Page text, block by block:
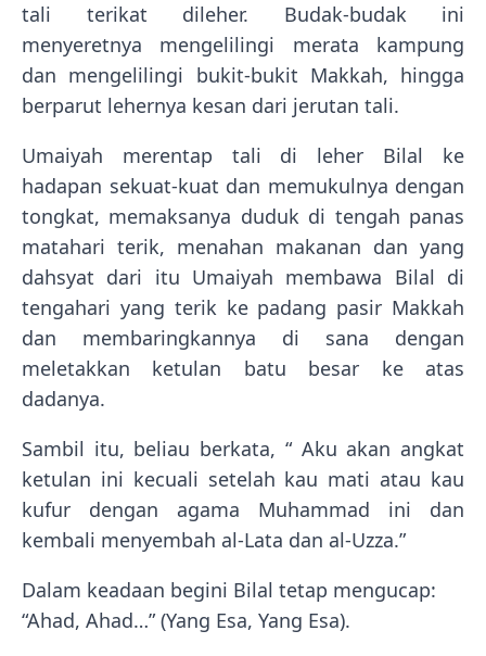
tali terikat dileher. Budak-budak ini
menyeretnya mengelilingi merata kampung
dan mengelilingi bukit-bukit Makkah, hingga
berparut lehernya kesan dari jerutan tali.
Umaiyah merentap tali di leher Bilal ke
hadapan sekuat-kuat dan memukulnya dengan
tongkat, memaksanya duduk di tengah panas
matahari terik, menahan makanan dan yang
dahsyat dari itu Umaiyah membawa Bilal di
tengahari yang terik ke padang pasir Makkah
dan membaringkannya di sana dengan
meletakkan ketulan batu besar ke atas
dadanya.
Sambil itu, beliau berkata, “ Aku akan angkat
ketulan ini kecuali setelah kau mati atau kau
kufur dengan agama Muhammad ini dan
kembali menyembah al-Lata dan al-Uzza.”
Dalam keadaan begini Bilal tetap mengucap:
“Ahad, Ahad…” (Yang Esa, Yang Esa).